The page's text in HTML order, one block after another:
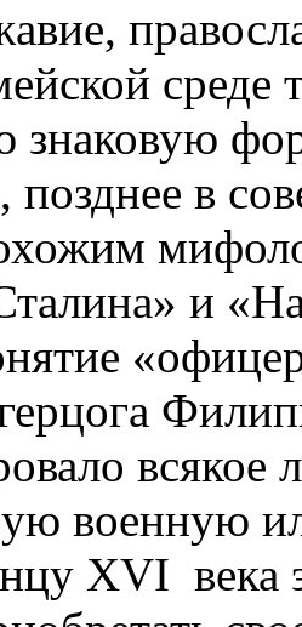
среде
знаковую
позднее в
и
всякое
военную
ХVI века